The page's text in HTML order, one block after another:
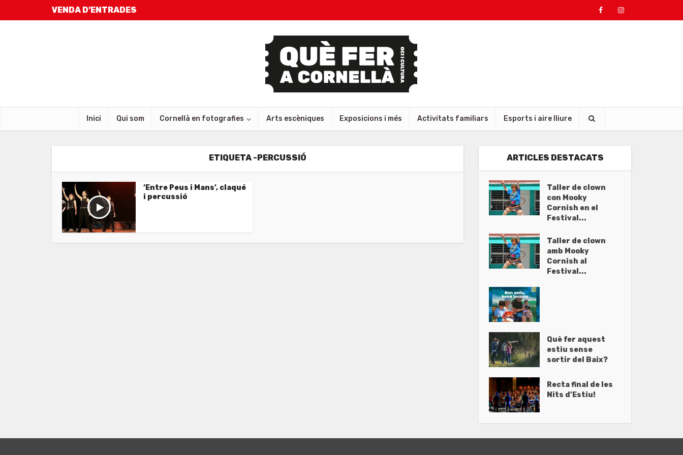
VENDA D’ENTRADES
Inici Qui som Cornellà en fotografies Arts escèniques Exposicions i més Activitats familiars Esports i aire lliure
ETIQUETA -PERCUSSIÓ
‘Entre Peus i Mans’, claqué
i percussió
ARTICLES DESTACATS
Taller de clown
con Mooky
Cornish en el
Festival...
Taller de clown
amb Mooky
Cornish al
Festival...
Què fer aquest
estiu sense
sortir del Baix?
Recta final de les
Nits d’Estiu!